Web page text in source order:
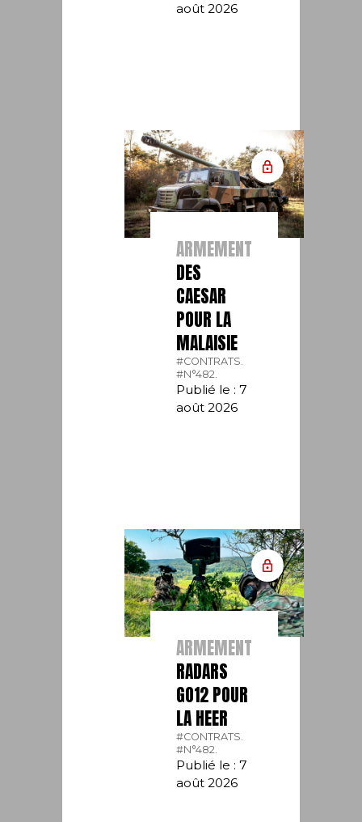
août 2026
ARMEMENT
DES
CAESAR
POUR LA
MALAISIE
#CONTRATS.
#N°482.
Publié le : 7
août 2026
ARMEMENT
RADARS
GO12 POUR
LA HEER
#CONTRATS.
#N°482.
Publié le : 7
août 2026